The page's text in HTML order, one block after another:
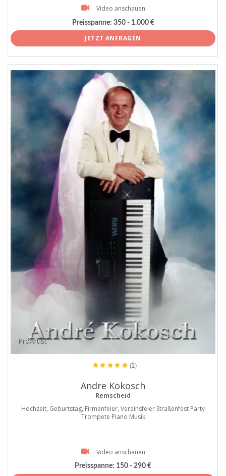
Video anschauen
Preisspanne: 350 - 1.000 €
JETZT ANFRAGEN
ProArtist
(1)
Andre Kokosch
Remscheid
Hochzeit, Geburtstag, Firmenfeier, Vereinsfeier Straßenfest Party
Trompete Piano Musik
Video anschauen
Preisspanne: 150 - 290 €